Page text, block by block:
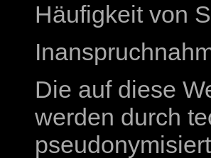
Häufigkeit von
Die auf diese
werden durch